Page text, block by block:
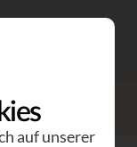
auf unserer